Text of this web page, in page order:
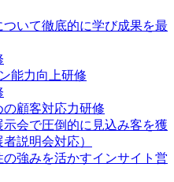
いて徹底的に学び成果を最
能力向上研修
顧客対応力研修
会で圧倒的に見込み客を獲
説明会対応）
強みを活かすインサイト営